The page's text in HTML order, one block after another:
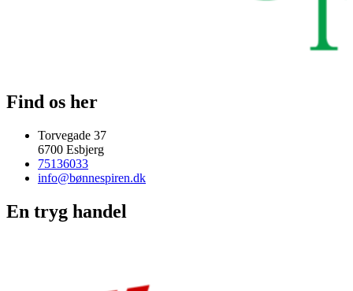
Find os her
Torvegade 37
6700 Esbjerg
75136033
info@bønnespiren.dk
En tryg handel